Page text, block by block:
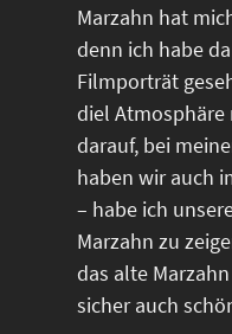
Marzahn hat
denn ich habe
Filmporträt
diel Atmosphäre
darauf, bei
haben wir auch
– habe ich
Marzahn zu
das alte
sicher auch